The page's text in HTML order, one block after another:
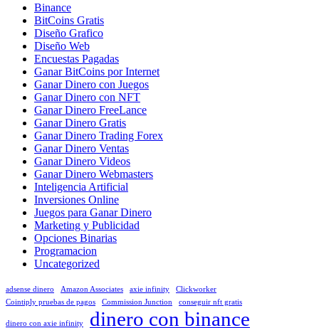
Binance
BitCoins Gratis
Diseño Grafico
Diseño Web
Encuestas Pagadas
Ganar BitCoins por Internet
Ganar Dinero con Juegos
Ganar Dinero con NFT
Ganar Dinero FreeLance
Ganar Dinero Gratis
Ganar Dinero Trading Forex
Ganar Dinero Ventas
Ganar Dinero Videos
Ganar Dinero Webmasters
Inteligencia Artificial
Inversiones Online
Juegos para Ganar Dinero
Marketing y Publicidad
Opciones Binarias
Programacion
Uncategorized
adsense dinero Amazon Associates axie infinity
Clickworker
Cointiply pruebas de pagos
Commission Junction conseguir nft gratis
dinero con axie infinity dinero con binance